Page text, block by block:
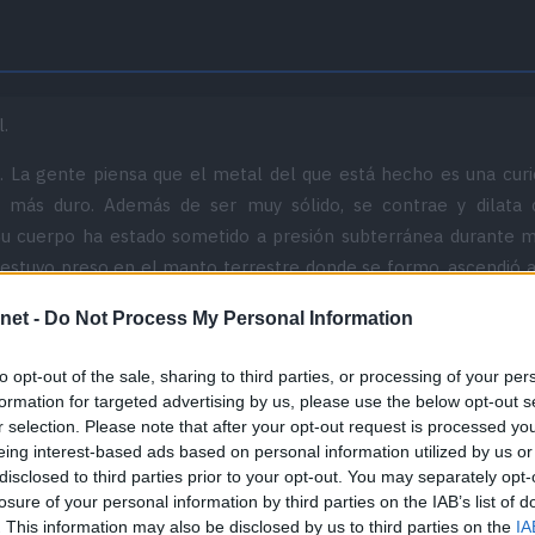
- Do Not Process My Personal Information
opt-out of the sale, sharing to third parties, or processing of your
for targeted advertising by us, please use the below opt-out
selection. Please note that after your opt-out request is processed
interest-based ads based on personal information utilized by us
to third parties prior to your opt-out. You may separately
of your personal information by third parties on the IAB’s list of
This information may also be disclosed by us to third parties on the
gente piensa que el metal del que está hecho es una
duro. Además de ser muy sólido, se contrae y dilata
cuerpo ha estado sometido a presión subterránea durante
preso en el manto terrestre donde se formo, ascendió
pero se desconoce de qué se alimenta este Pokémon.
Pokémon Perla, el sprite de Registeel fue modificado con
podía ser malinterpretado como un saludo nazi.